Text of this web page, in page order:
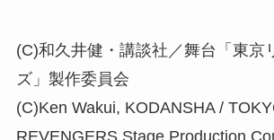
(C)和久井健・講談社／舞台「東京
ズ」製作委員会
(C)Ken Wakui, KODANSHA /